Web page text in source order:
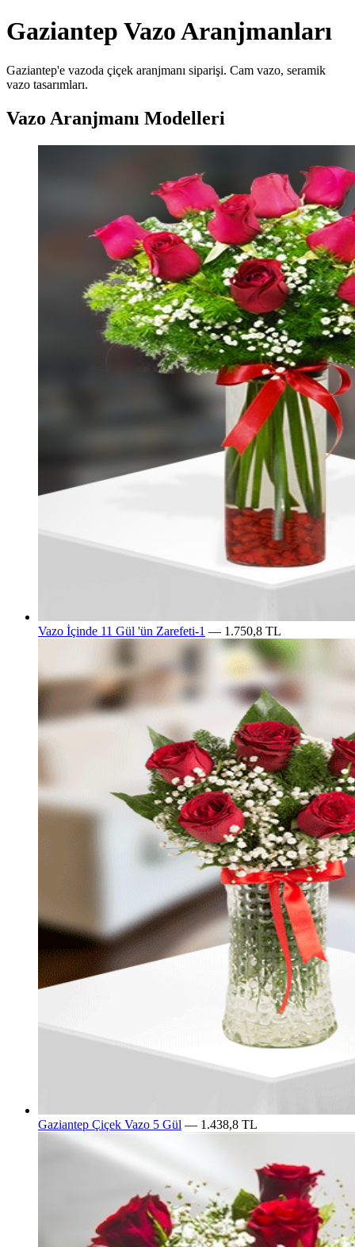
Gaziantep Vazo Aranjmanları
Gaziantep'e vazoda çiçek aranjmanı siparişi. Cam vazo, seramik
vazo tasarımları.
Vazo Aranjmanı Modelleri
Vazo İçinde 11 Gül 'ün Zarefeti-1 — 1.750,8 TL
Gaziantep Çiçek Vazo 5 Gül — 1.438,8 TL